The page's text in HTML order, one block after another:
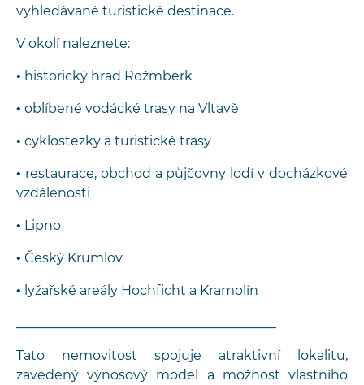
vyhledávané turistické destinace.
V okolí naleznete:
• historický hrad Rožmberk
• oblíbené vodácké trasy na Vltavě
• cyklostezky a turistické trasy
• restaurace, obchod a půjčovny lodí v docházkové
vzdálenosti
• Lipno
• Český Krumlov
• lyžařské areály Hochficht a Kramolín
Tato nemovitost spojuje atraktivní lokalitu,
zavedený výnosový model a možnost vlastního